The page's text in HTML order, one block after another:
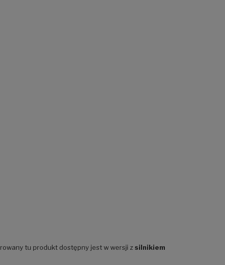
tu produkt dostępny jest w wersji z silnikiem